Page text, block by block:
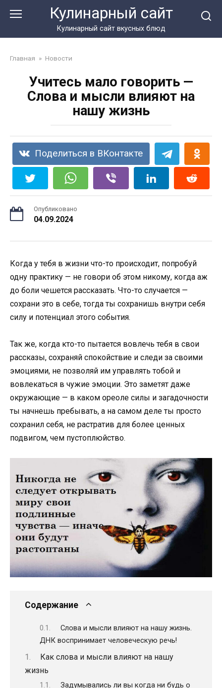
Кулинарный сайт
Кулинарный сайт вкусных блюд
Главная » Новости
Учитесь мало говорить —
Слова и мысли влияют на
нашу жизнь
Поделиться в ВКонтакте
Опубликовано
04.09.2024
Когда у тебя в жизни что-то происходит, попробуй
одну практику — не говори об этом никому, когда аж
до боли чешется рассказать. Что-то случается —
сохрани это в себе, тогда ты сохранишь внутри себя
силу и потенциал этого события.
Так же, когда кто-то пытается вовлечь тебя в свои
рассказы, сохраняй спокойствие и следи за своими
эмоциями, не позволяй им управлять тобой и
вовлекаться в чужие эмоции. Это заметят даже
окружающие — в каком ореоле силы и загадочности
ты начнешь пребывать, а на самом деле ты просто
сохранил себя, не растратив для более ценных
подвигом, чем пустоплюйство.
Содержание
Слова и мысли влияют на нашу жизнь.
ДНК воспринимает человеческую речь!
Как слова и мысли влияют на нашу
жизнь
Задумывались ли вы когда ни будь о